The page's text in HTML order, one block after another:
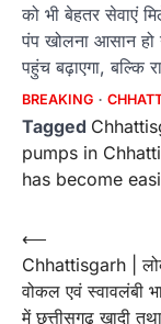
को भी बेहतर सेवाएं
पंप खोलना आसान
पहुंच बढ़ाएगा, बल्कि
BREAKING
Tagged
pumps in
has become
Post
navigation
⟵
Chhattisgarh |
वोकल एवं स्वावलंबी
में छत्तीसगढ़ खादी तथा